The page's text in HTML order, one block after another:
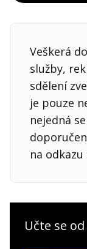
Veškerá
služby,
sdělení
je pouze
nejedná
na odkazu
Učte se